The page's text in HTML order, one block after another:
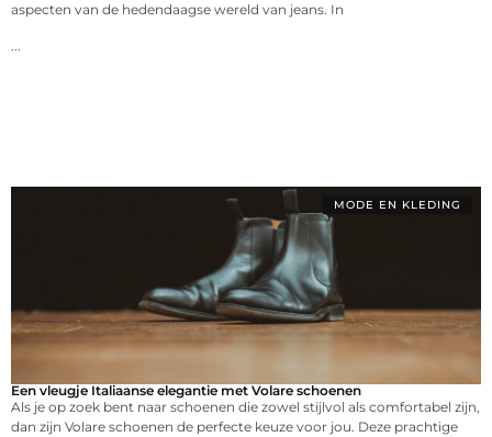
aspecten van de hedendaagse wereld van jeans. In
MODE EN KLEDING
Een vleugje Italiaanse elegantie met Volare schoenen
Als je op zoek bent naar schoenen die zowel stijlvol als comfortabel zijn,
dan zijn Volare schoenen de perfecte keuze voor jou. Deze prachtige